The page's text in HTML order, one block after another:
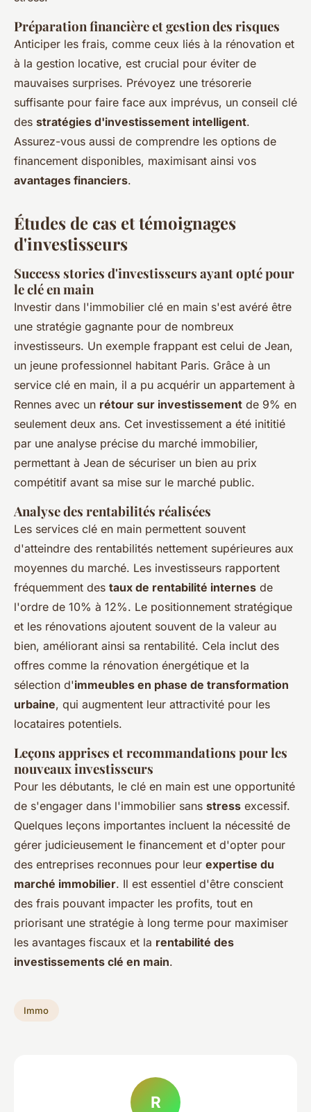
Préparation financière et gestion des risques
Anticiper les frais, comme ceux liés à la rénovation et
à la gestion locative, est crucial pour éviter de
mauvaises surprises. Prévoyez une trésorerie
suffisante pour faire face aux imprévus, un conseil clé
des stratégies d'investissement intelligent.
Assurez-vous aussi de comprendre les options de
financement disponibles, maximisant ainsi vos
avantages financiers.
Études de cas et témoignages
d'investisseurs
Success stories d'investisseurs ayant opté pour
le clé en main
Investir dans l'immobilier clé en main s'est avéré être
une stratégie gagnante pour de nombreux
investisseurs. Un exemple frappant est celui de Jean,
un jeune professionnel habitant Paris. Grâce à un
service clé en main, il a pu acquérir un appartement à
Rennes avec un rétour sur investissement de 9% en
seulement deux ans. Cet investissement a été inititié
par une analyse précise du marché immobilier,
permettant à Jean de sécuriser un bien au prix
compétitif avant sa mise sur le marché public.
Analyse des rentabilités réalisées
Les services clé en main permettent souvent
d'atteindre des rentabilités nettement supérieures aux
moyennes du marché. Les investisseurs rapportent
fréquemment des taux de rentabilité internes de
l'ordre de 10% à 12%. Le positionnement stratégique
et les rénovations ajoutent souvent de la valeur au
bien, améliorant ainsi sa rentabilité. Cela inclut des
offres comme la rénovation énergétique et la
sélection d'immeubles en phase de transformation
urbaine, qui augmentent leur attractivité pour les
locataires potentiels.
Leçons apprises et recommandations pour les
nouveaux investisseurs
Pour les débutants, le clé en main est une opportunité
de s'engager dans l'immobilier sans stress excessif.
Quelques leçons importantes incluent la nécessité de
gérer judicieusement le financement et d'opter pour
des entreprises reconnues pour leur expertise du
marché immobilier. Il est essentiel d'être conscient
des frais pouvant impacter les profits, tout en
priorisant une stratégie à long terme pour maximiser
les avantages fiscaux et la rentabilité des
investissements clé en main.
Immo
R